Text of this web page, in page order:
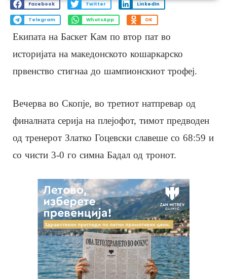
Facebook Twitter LinkedIn
Telegram WhatsApp OK
Екипата на Баскет Кам по втор пат во
историјата на македонското кошаркарско
првенство стигнаа до шампионскиот трофеј.
Вечерва во Скопје, во третиот натпревар од
финалната серија на плејофот, тимот предводен
од тренерот Златко Гоцевски славеше со 68:59 и
со чисти 3-0 го симна Бадал од тронот.